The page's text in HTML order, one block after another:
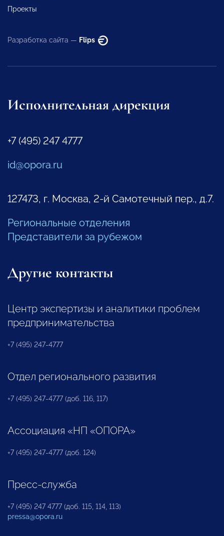
Проекты
Разработка сайта — Flips
Исполнительная дирекция
+7 (495) 247 4777
id@opora.ru
127473, г. Москва, 2-й Самотечный пер., д.7.
Региональные отделения
Представители за рубежом
Другие контакты
Центр экспертизы и аналитики проблем
предпринимательства
+7 (495) 247-4777
Отдел регионального развития
+7 (495) 247-4777 (доб. 116, 117)
Ассоциация «НП «ОПОРА»
+7 (495) 247-4777 (доб. 124)
Пресс-служба
+7 (495) 247 4777 (доб. 115, 114, 113)
pressa@opora.ru